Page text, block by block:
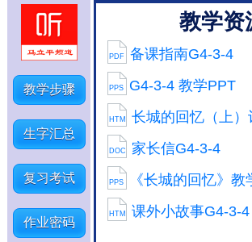
教学步骤
生字汇总
复习考试
作业密码
教学资
PDF 备课指南G4-3-4
PPS G4-3-4 教学PPT
HTM 长城的回忆（上
DOC 家长信G4-3-4
PPS 《长城的回忆》教
HTM 课外小故事G4-3-4